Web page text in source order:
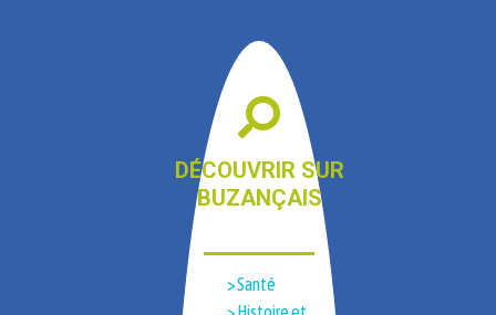
DÉCOUVRIR SUR
BUZANÇAIS
> Santé